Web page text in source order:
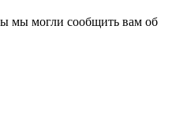
мы могли сообщить вам об